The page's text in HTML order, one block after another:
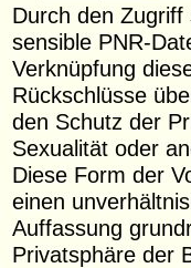
Durch den
sensible PNR-
Verknüpfung
Rückschlüsse
den Schutz der
Sexualität oder
Diese Form der
einen
Auffassung
Privatsphäre der